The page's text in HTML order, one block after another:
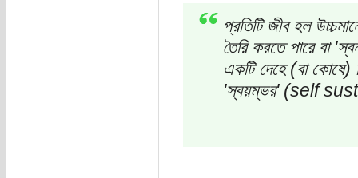
প্রতিটি জীব হল
তৈরি করতে পারে বা
একটি দেহে (বা কোষে)
'স্বয়ম্ভর' (self